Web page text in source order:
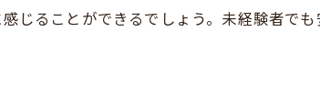
募から採用までの流れ
護求人初心者におすすめの事業所とは
じることができるでしょう。未経験者で